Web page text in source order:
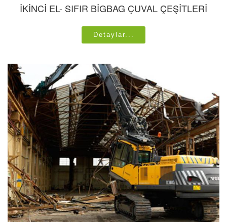
İKİNCİ EL- SIFIR BİGBAG ÇUVAL ÇEŞİTLERİ
Detaylar...